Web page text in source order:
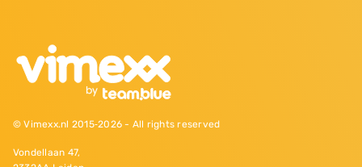
© Vimexx.nl 2015‐2026 - All rights reserved
Vondellaan 47,